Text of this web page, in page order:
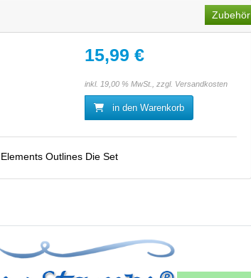
Zubehör
15,99 €
inkl. 19,00 % MwSt., zzgl. Versandkosten
in den Warenkorb
Outlines Die Set